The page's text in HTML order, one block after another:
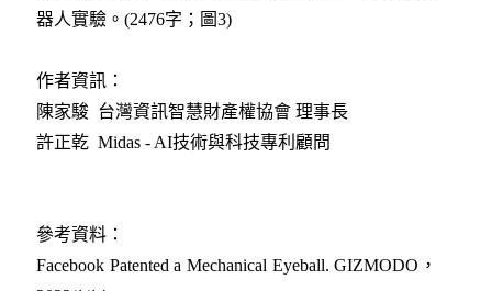
器人實驗。(2476字；圖3)
作者資訊：
陳家駿 台灣資訊智慧財產權協會 理事長
許正乾 Midas - AI技術與科技專利顧問
參考資料：
Facebook Patented a Mechanical Eyeball. GIZMODO，